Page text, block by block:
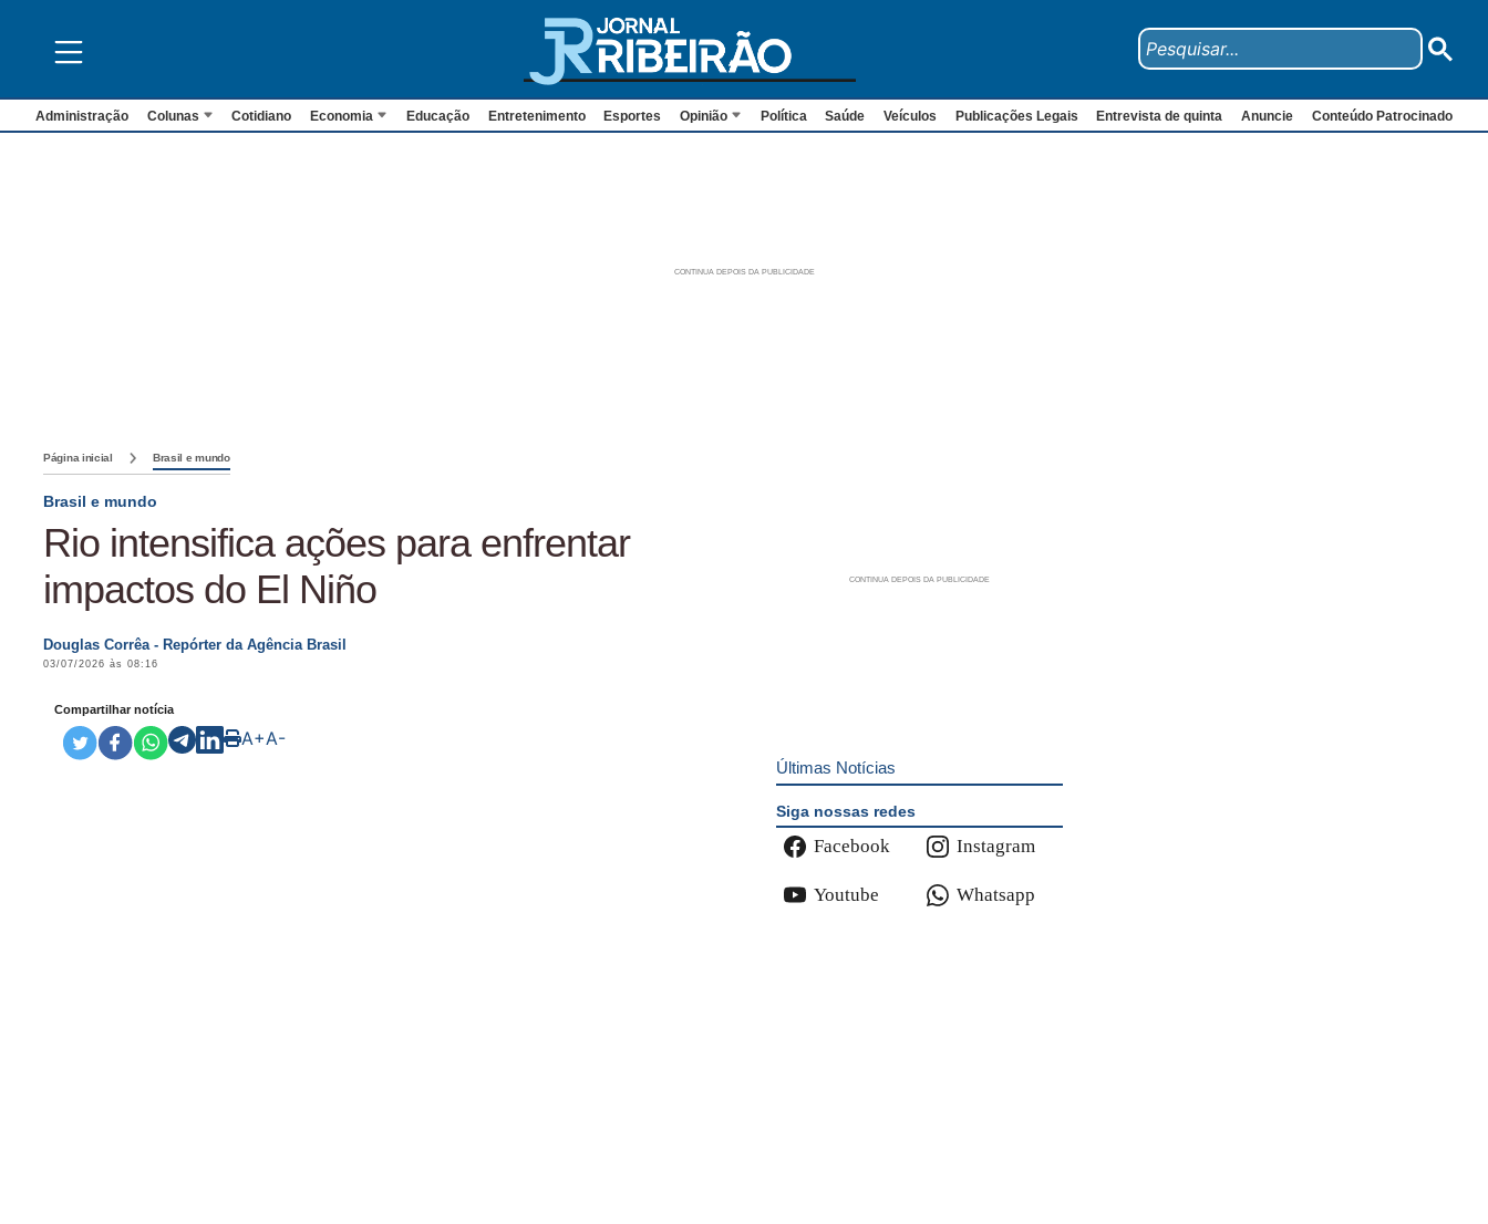
Administração Colunas Cotidiano Economia Educação Entretenimento Esportes Opinião Política Saúde Veículos Publicações Legais Entrevista de quinta Anuncie Conteúdo Patrocinado
Página inicial Brasil e mundo
Brasil e mundo
Rio intensifica ações para enfrentar
impactos do El Niño
Douglas Corrêa - Repórter da Agência Brasil
03/07/2026 às 08:16
Compartilhar notícia
A+A-
Últimas Notícias
Siga nossas redes
Facebook Instagram
Youtube Whatsapp